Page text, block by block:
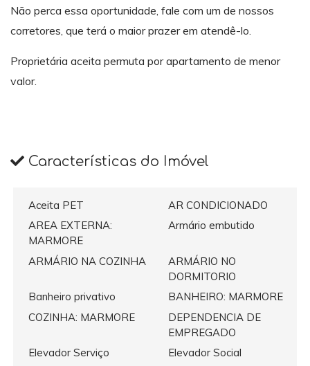
Não perca essa oportunidade, fale com um de nossos
corretores, que terá o maior prazer em atendê-lo.
Proprietária aceita permuta por apartamento de menor
valor.
Características do Imóvel
Aceita PET
AR CONDICIONADO
AREA EXTERNA:
MARMORE
Armário embutido
ARMÁRIO NA COZINHA
ARMÁRIO NO
DORMITORIO
Banheiro privativo
BANHEIRO: MARMORE
COZINHA: MARMORE
DEPENDENCIA DE
EMPREGADO
Elevador Serviço
Elevador Social